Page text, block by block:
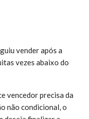
vender após a
vezes abaixo do
vencedor precisa da
não condicional, o